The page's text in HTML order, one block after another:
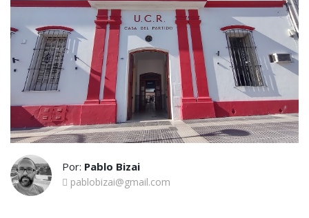
Por: Pablo Bizai
pablobizai@gmail.com